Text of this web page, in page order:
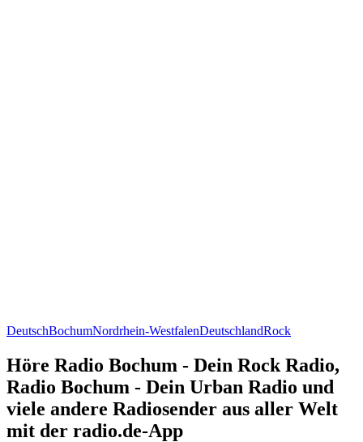
DeutschBochumNordrhein-WestfalenDeutschlandRock
Höre Radio Bochum - Dein Rock Radio,
Radio Bochum - Dein Urban Radio und
viele andere Radiosender aus aller Welt
mit der radio.de-App